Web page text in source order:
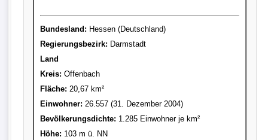
Bundesland: Hessen (Deutschland)
Regierungsbezirk: Darmstadt
Land
Kreis: Offenbach
Fläche: 20,67 km²
Einwohner: 26.557 (31. Dezember 2004)
Bevölkerungsdichte: 1.285 Einwohner je km²
Höhe: 103 m ü. NN